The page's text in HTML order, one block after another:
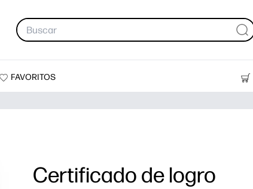
FAVORITOS
Certificado de logro